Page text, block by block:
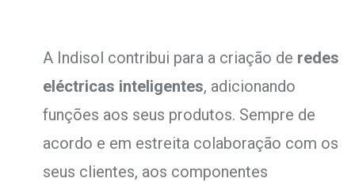
A Indisol contribui para a criação de redes
eléctricas inteligentes, adicionando
funções aos seus produtos. Sempre de
acordo e em estreita colaboração com os
seus clientes, aos componentes